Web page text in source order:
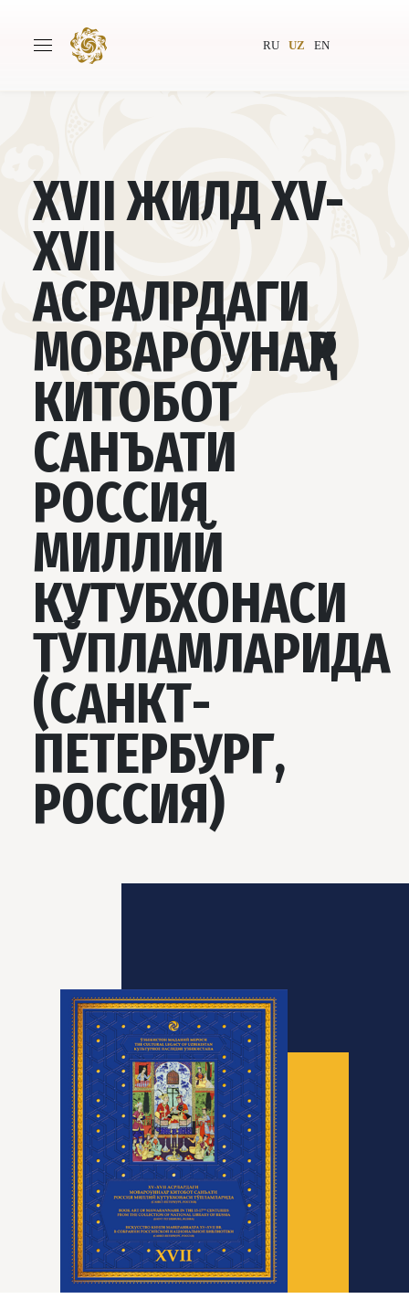
RU UZ EN
Муаллифлар Бутунжаҳон жамияти
Нашриёт
Лойиҳалар
XVII ЖИЛД XV-
XVII
АСРАЛРДАГИ
МОВАРОУНАҲР
КИТОБОТ
САНЪАТИ
РОССИЯ
МИЛЛИЙ
КУТУБХОНАСИ
ТЎПЛАМЛАРИДА
(САНКТ-
ПЕТЕРБУРГ,
РОССИЯ)